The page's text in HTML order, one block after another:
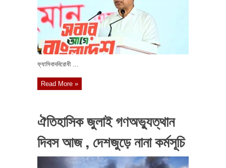
ফ্যাসিবাদবিরোধী ...
Read More »
ঐতিহাসিক জুলাই গণঅভ্যুত্থান
দিবস আজ , দেশজুড়ে নানা কর্মসূচি